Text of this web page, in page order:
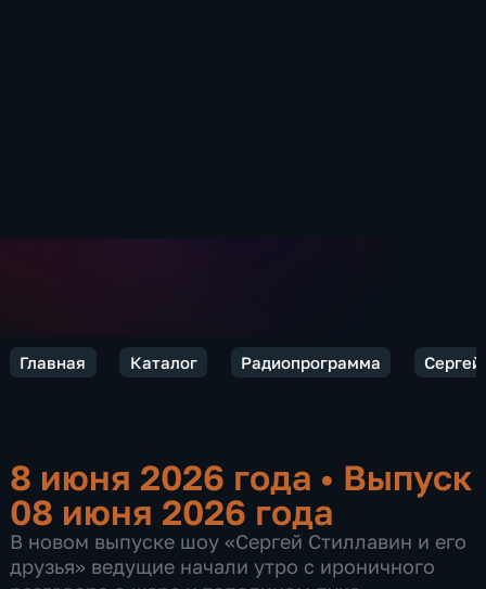
Главная Каталог Радиопрограмма Сергей
8 июня 2026 года • Выпуск
08 июня 2026 года
В новом выпуске шоу «Сергей Стиллавин и его
друзья» ведущие начали утро с ироничного